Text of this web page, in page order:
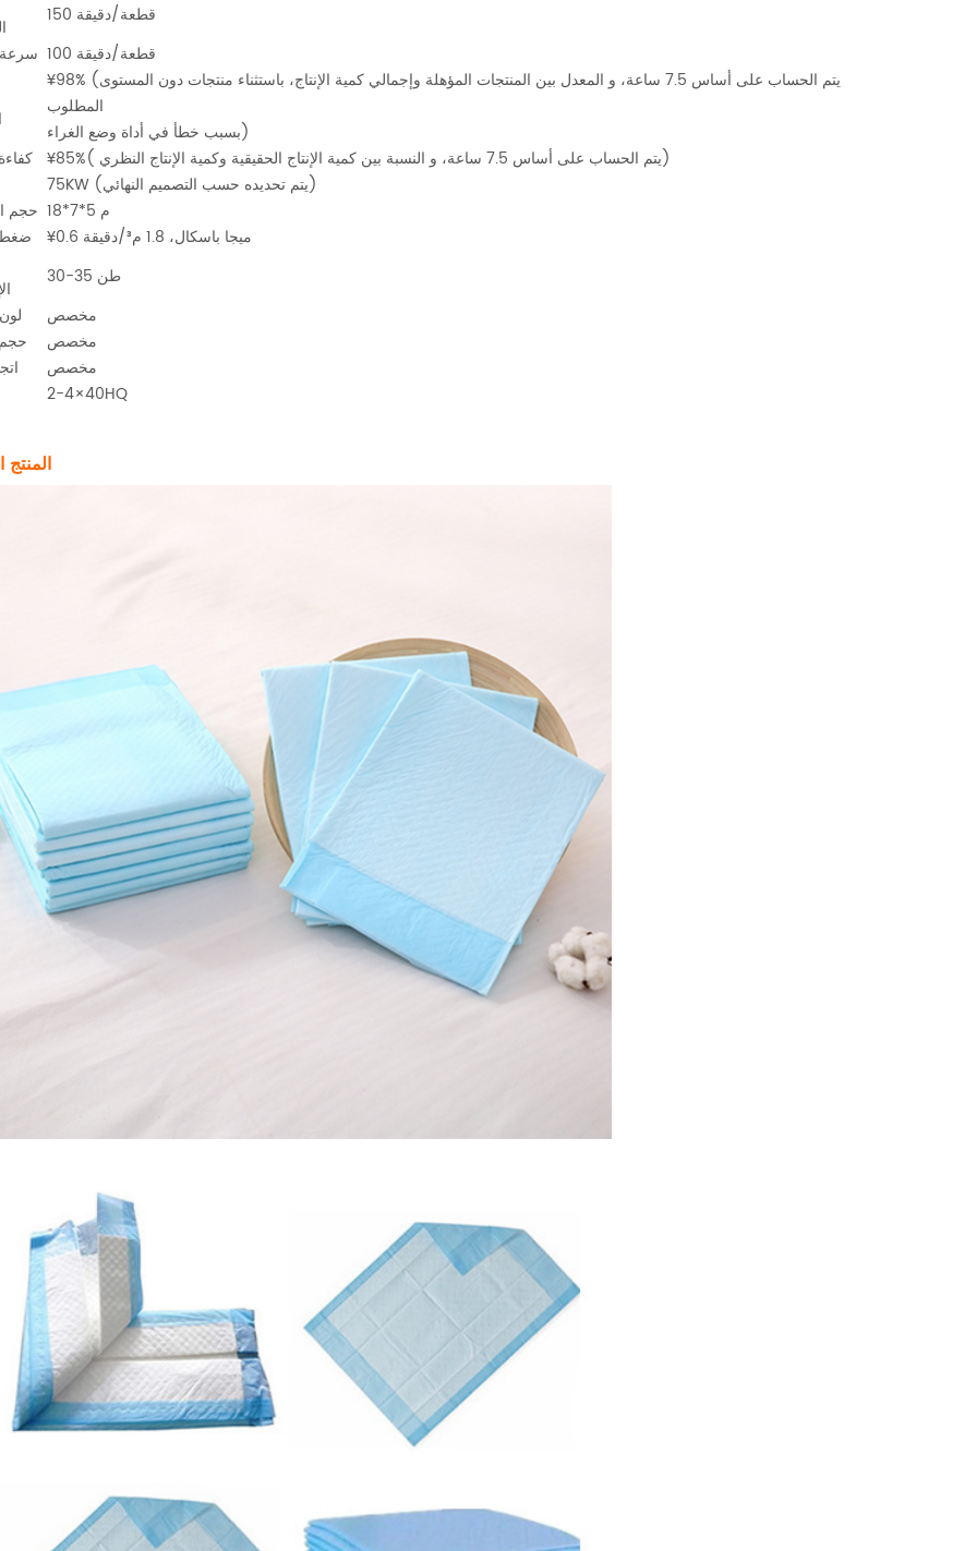
150 قطعة/دقيقة
100 قطعة/دقيقة
¥98% (يتم الحساب على أساس 7.5 ساعة، و المعدل بين المنتجات المؤهلة وإجمالي كمية الإنتاج، باستثناء منتجات دون المستوى
المطلوب
بسبب خطأ في أداة وضع الغراء)
¥85%( يتم الحساب على أساس 7.5 ساعة، و النسبة بين كمية الإنتاج الحقيقية وكمية الإنتاج النظري)
75KW (يتم تحديده حسب التصميم النهائي)
حجم
18*7*5 م
ضغط
¥0.6 ميجا باسكال، 1.8 م³/دقيقة
30-35 طن
مخصص
حجم
مخصص
مخصص
2-4×40HQ
المنتج